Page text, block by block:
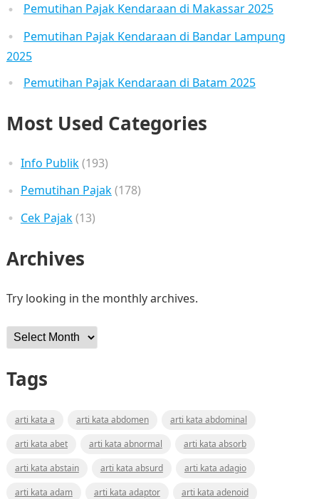
Pemutihan Pajak Kendaraan di Makassar 2025
Pemutihan Pajak Kendaraan di Bandar Lampung
2025
Pemutihan Pajak Kendaraan di Batam 2025
Most Used Categories
Info Publik(193)
Pemutihan Pajak(178)
Cek Pajak(13)
Archives
Try looking in the monthly archives.
Archives
Tags
arti kata a arti kata abdomen
arti kata abdominal
arti kata abet
arti kata abnormal
arti kata absorb
arti kata abstain
arti kata absurd
arti kata adagio
arti kata adam
arti kata adaptor
arti kata adenoid